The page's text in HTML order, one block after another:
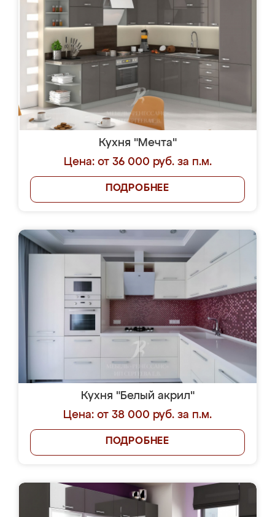
Кухня "Мечта"
Цена: от 36 000 руб. за п.м.
ПОДРОБНЕЕ
Кухня "Белый акрил"
Цена: от 38 000 руб. за п.м.
ПОДРОБНЕЕ